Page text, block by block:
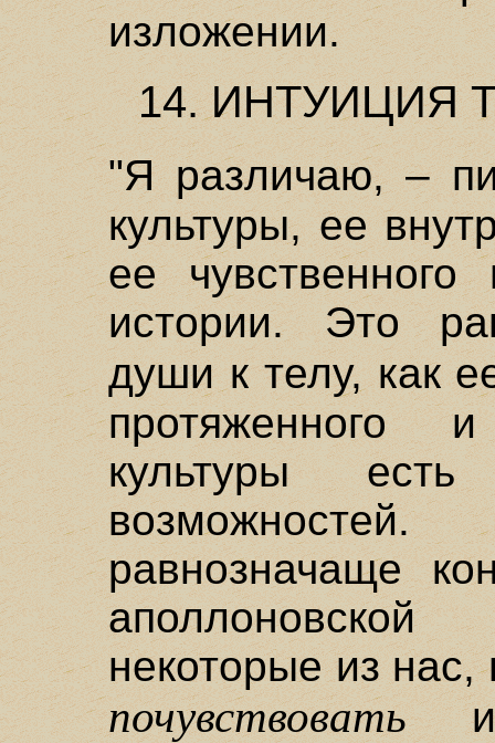
изложении.
14. ИНТУИЦИЯ
"Я различаю, –
культуры, ее
ее
истории. Это
души к телу, как
протяженного
культуры
равнозначаще
некоторые из
почувствовать